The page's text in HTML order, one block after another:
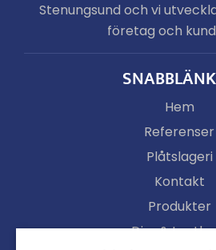
Stenungsund och vi
företag och
Hem
Referenser
Plåtslageri
Kontakt
Produkter
Djur &